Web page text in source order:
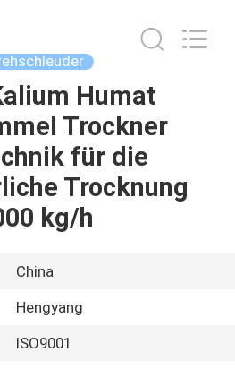
Humat
Trockner
für die
Trocknung
kg/h
China
Hengyang
ISO9001